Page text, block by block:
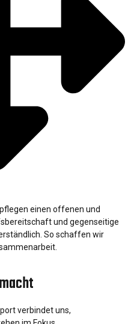
einen offenen und
und gegenseitige
So schaffen wir
verbindet uns,